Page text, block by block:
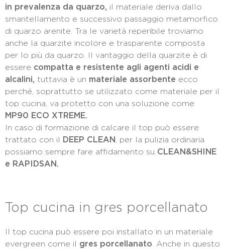
in prevalenza da quarzo, il materiale deriva dallo
smantellamento e successivo passaggio metamorfico
di quarzo arenite. Tra le varietà reperibile troviamo
anche la quarzite incolore e trasparente composta
per lo più da quarzo. Il vantaggio della quarzite è di
essere compatta e resistente agli agenti acidi e
alcalini, tuttavia è un materiale assorbente ecco
perché, soprattutto se utilizzato come materiale per il
top cucina, va protetto con una soluzione come
MP90 ECO XTREME.
In caso di formazione di calcare il top può essere
trattato con il
DEEP CLEAN , per la pulizia ordinaria
possiamo sempre fare affidamento su CLEAN&SHINE
e RAPIDSAN.
Top cucina in gres porcellanato
Il top cucina può essere poi installato in un materiale
evergreen come il gres porcellanato. Anche in questo